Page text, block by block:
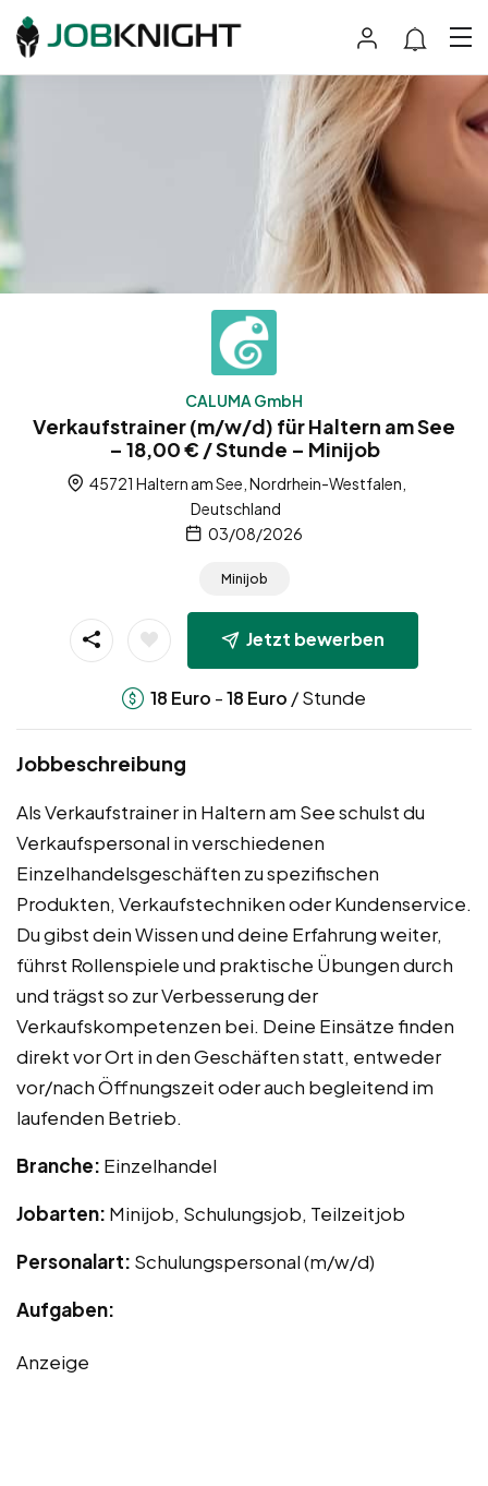
CALUMA GmbH
Verkaufstrainer (m/w/d) für Haltern am See
– 18,00 € / Stunde – Minijob
45721 Haltern am See, Nordrhein-Westfalen,
Deutschland
03/08/2026
Minijob
Jetzt bewerben
18 Euro -18 Euro / Stunde
Jobbeschreibung
Als Verkaufstrainer in Haltern am See schulst du
Verkaufspersonal in verschiedenen
Einzelhandelsgeschäften zu spezifischen
Produkten, Verkaufstechniken oder Kundenservice.
Du gibst dein Wissen und deine Erfahrung weiter,
führst Rollenspiele und praktische Übungen durch
und trägst so zur Verbesserung der
Verkaufskompetenzen bei. Deine Einsätze finden
direkt vor Ort in den Geschäften statt, entweder
vor/nach Öffnungszeit oder auch begleitend im
laufenden Betrieb.
Branche: Einzelhandel
Jobarten: Minijob, Schulungsjob, Teilzeitjob
Personalart: Schulungspersonal (m/w/d)
Aufgaben:
Anzeige